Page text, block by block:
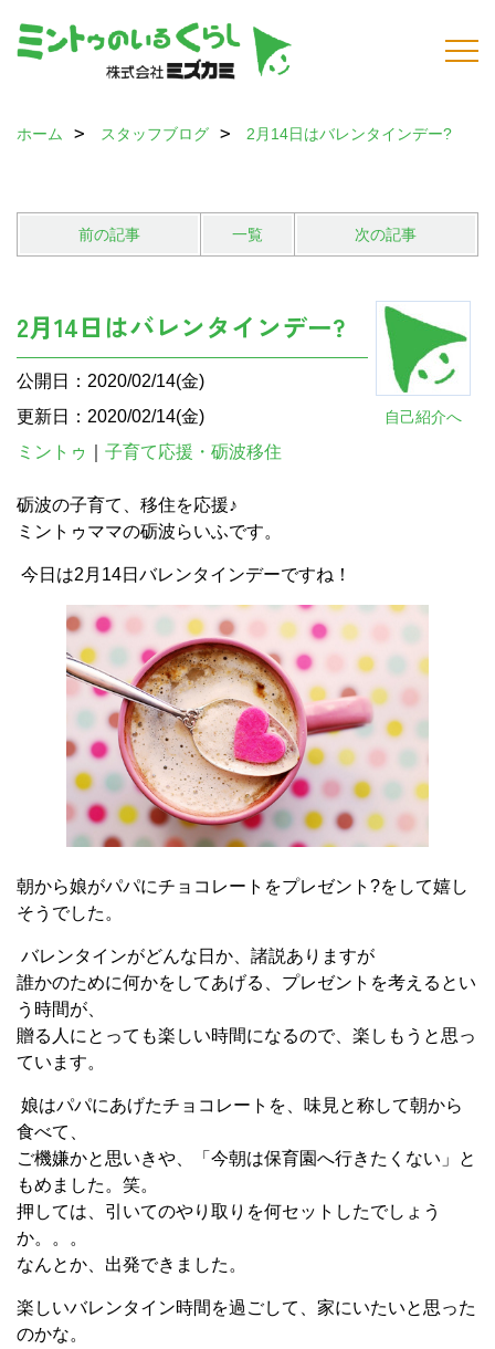
ホーム スタッフブログ 2月14日はバレンタインデー?
前の記事 一覧 次の記事
自己紹介へ
2月14日はバレンタインデー?
公開日：2020/02/14(金)
更新日：2020/02/14(金)
ミントゥ
子育て応援・砺波移住
砺波の子育て、移住を応援♪
ミントゥママの砺波らいふです。
今日は2月14日バレンタインデーですね！
朝から娘がパパにチョコレートをプレゼント?をして嬉し
そうでした。
バレンタインがどんな日か、諸説ありますが
誰かのために何かをしてあげる、プレゼントを考えるとい
う時間が、
贈る人にとっても楽しい時間になるので、楽しもうと思っ
ています。
娘はパパにあげたチョコレートを、味見と称して朝から
食べて、
ご機嫌かと思いきや、「今朝は保育園へ行きたくない」と
もめました。笑。
押しては、引いてのやり取りを何セットしたでしょう
か。。。
なんとか、出発できました。
楽しいバレンタイン時間を過ごして、家にいたいと思った
のかな。